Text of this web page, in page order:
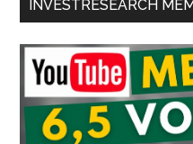
INVESTRESEARCH